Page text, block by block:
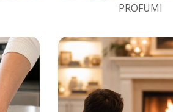
PROFUMI